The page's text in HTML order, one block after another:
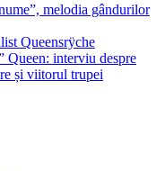
melodia gândurilor
Queensrÿche
Queen: interviu despre
și viitorul trupei